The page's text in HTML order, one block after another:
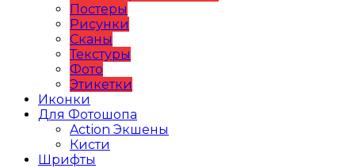
Постеры
Рисунки
Сканы
Текстуры
Фото
Этикетки
Иконки
Для Фотошопа
Action Экшены
Кисти
Шрифты